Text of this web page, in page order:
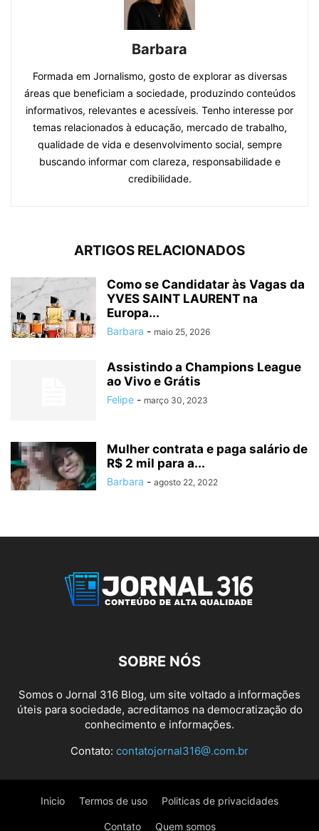
Barbara
Formada em Jornalismo, gosto de explorar as diversas
áreas que beneficiam a sociedade, produzindo conteúdos
informativos, relevantes e acessíveis. Tenho interesse por
temas relacionados à educação, mercado de trabalho,
qualidade de vida e desenvolvimento social, sempre
buscando informar com clareza, responsabilidade e
credibilidade.
ARTIGOS RELACIONADOS
Como se Candidatar às Vagas da
YVES SAINT LAURENT na
Europa...
Barbara - maio 25, 2026
Assistindo a Champions League
ao Vivo e Grátis
Felipe - março 30, 2023
Mulher contrata e paga salário de
R$ 2 mil para a...
Barbara - agosto 22, 2022
SOBRE NÓS
Somos o Jornal 316 Blog, um site voltado a informações
úteis para sociedade, acreditamos na democratização do
conhecimento e informações.
Contato: contatojornal316@.com.br
Inicio Termos de uso Politicas de privacidades
Contato Quem somos